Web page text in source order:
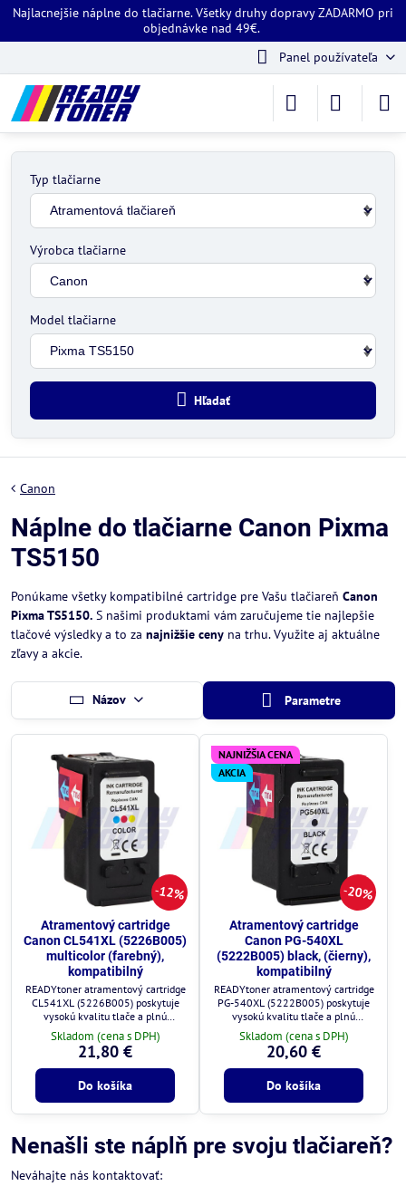
Najlacnejšie náplne do tlačiarne. Všetky druhy dopravy ZADARMO pri
objednávke nad 49€.
Panel používateľa
Typ tlačiarne
Výrobca tlačiarne
Model tlačiarne
Hľadať
Canon
Náplne do tlačiarne Canon Pixma
TS5150
Ponúkame všetky kompatibilné cartridge pre Vašu tlačiareň Canon
Pixma TS5150. S našimi produktami vám zaručujeme tie najlepšie
tlačové výsledky a to za najnižšie ceny na trhu. Využite aj aktuálne
zľavy a akcie.
Názov Parametre
12%
Atramentový cartridge
Canon CL541XL (5226B005)
multicolor (farebný),
kompatibilný
READYtoner atramentový cartridge
CL541XL (5226B005) poskytuje
vysokú kvalitu tlače a plnú
kompatibilitu s tlačiarňami Canon.
Skladom (cena s DPH)
21,80 €
Do košíka
20%
NAJNIŽŠIA CENA
AKCIA
Atramentový cartridge
Canon PG-540XL
(5222B005) black, (čierny),
kompatibilný
READYtoner atramentový cartridge
PG-540XL (5222B005) poskytuje
vysokú kvalitu tlače a plnú
kompatibilitu s tlačiarňami Canon.
Skladom (cena s DPH)
20,60 €
Do košíka
Nenašli ste náplň pre svoju tlačiareň?
Neváhajte nás kontaktovať: